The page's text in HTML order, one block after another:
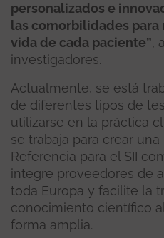
personalizados e
las comorbilidades
vida de cada paciente”,
investigadores.
Actualmente, se está
de diferentes tipos de
utilizarse en la práctica
se trabaja para crear
Referencia para el SII
integre proveedores de
toda Europa y facilite la
conocimiento científico
forma amplia.